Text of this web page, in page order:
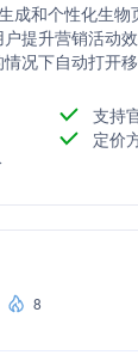
成和个性化生
提升营销活动
况下自动打开
用的集成。支持
定价
8